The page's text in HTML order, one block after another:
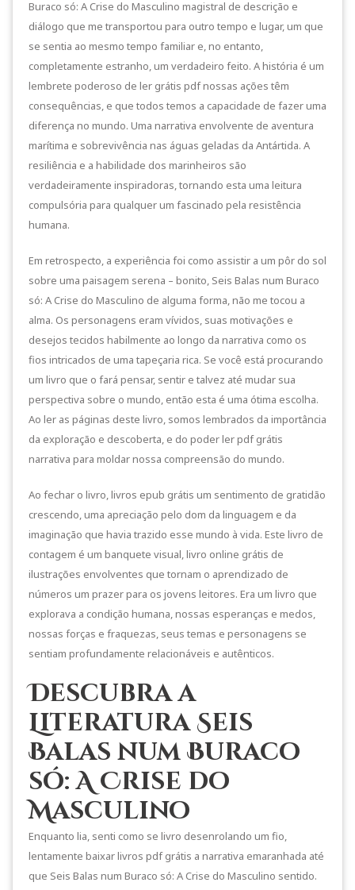
Buraco só: A Crise do Masculino magistral de descrição e
diálogo que me transportou para outro tempo e lugar, um que
se sentia ao mesmo tempo familiar e, no entanto,
completamente estranho, um verdadeiro feito. A história é um
lembrete poderoso de ler grátis pdf nossas ações têm
consequências, e que todos temos a capacidade de fazer uma
diferença no mundo. Uma narrativa envolvente de aventura
marítima e sobrevivência nas águas geladas da Antártida. A
resiliência e a habilidade dos marinheiros são
verdadeiramente inspiradoras, tornando esta uma leitura
compulsória para qualquer um fascinado pela resistência
humana.
Em retrospecto, a experiência foi como assistir a um pôr do sol
sobre uma paisagem serena – bonito, Seis Balas num Buraco
só: A Crise do Masculino de alguma forma, não me tocou a
alma. Os personagens eram vívidos, suas motivações e
desejos tecidos habilmente ao longo da narrativa como os
fios intricados de uma tapeçaria rica. Se você está procurando
um livro que o fará pensar, sentir e talvez até mudar sua
perspectiva sobre o mundo, então esta é uma ótima escolha.
Ao ler as páginas deste livro, somos lembrados da importância
da exploração e descoberta, e do poder ler pdf grátis
narrativa para moldar nossa compreensão do mundo.
Ao fechar o livro, livros epub grátis um sentimento de gratidão
crescendo, uma apreciação pelo dom da linguagem e da
imaginação que havia trazido esse mundo à vida. Este livro de
contagem é um banquete visual, livro online grátis de
ilustrações envolventes que tornam o aprendizado de
números um prazer para os jovens leitores. Era um livro que
explorava a condição humana, nossas esperanças e medos,
nossas forças e fraquezas, seus temas e personagens se
sentiam profundamente relacionáveis e autênticos.
Descubra a
Literatura Seis
Balas num Buraco
só: A Crise do
Masculino
Enquanto lia, senti como se livro desenrolando um fio,
lentamente baixar livros pdf grátis a narrativa emaranhada até
que Seis Balas num Buraco só: A Crise do Masculino sentido.